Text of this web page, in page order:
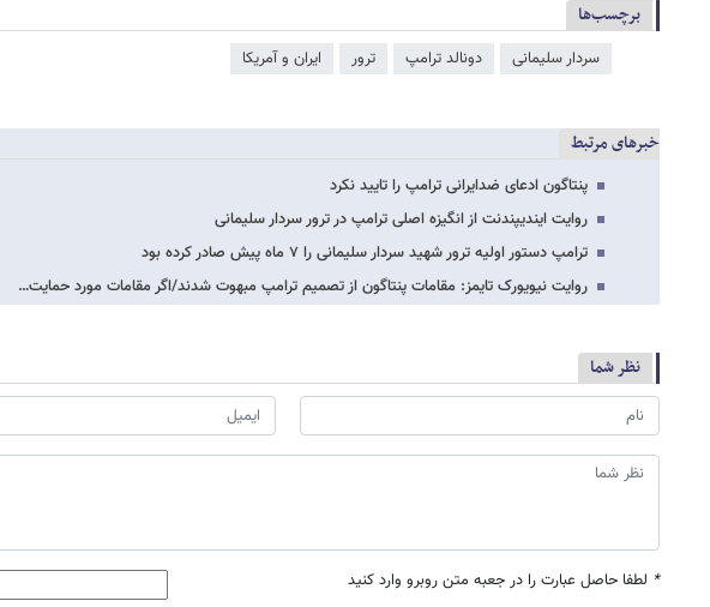
برچسب‌ها
سردار سلیمانی دونالد ترامپ ترور ایران و آمریکا
خبرهای مرتبط
پنتاگون ادعای ضدایرانی ترامپ را تایید نکرد
روایت ایندیپندنت از انگیزه اصلی ترامپ در ترور سردار سلیمانی
ترامپ دستور اولیه ترور شهید سردار سلیمانی را ۷ ماه پیش صادر کرده بود
روایت نیویورک تایمز: مقامات پنتاگون از تصمیم ترامپ مبهوت شدند/اگر مقامات مورد حمایت…
نظر شما
* لطفا حاصل عبارت را در جعبه متن روبرو وارد کنید